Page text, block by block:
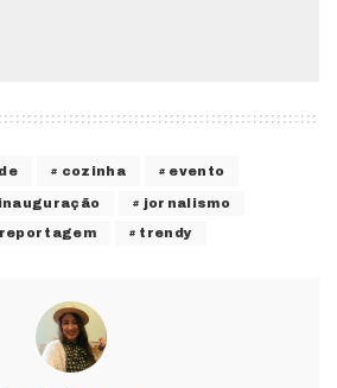
cozinha evento
inauguração jornalismo
reportagem trendy